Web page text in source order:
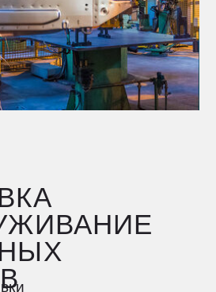
проводятся
графику, который
не только
элемент успешной